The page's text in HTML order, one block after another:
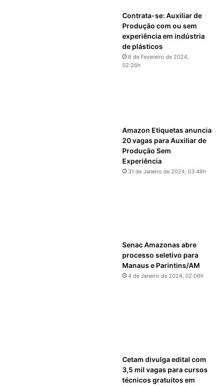
Contrata-se: Auxiliar de
Produção com ou sem
experiência em indústria
de plásticos
6 de Fevereiro de 2024,
02:26h
Amazon Etiquetas anuncia
20 vagas para Auxiliar de
Produção Sem
Experiência
31 de Janeiro de 2024, 03:49h
Senac Amazonas abre
processo seletivo para
Manaus e Parintins/AM
4 de Janeiro de 2024, 02:06h
Cetam divulga edital com
3,5 mil vagas para cursos
técnicos gratuitos em